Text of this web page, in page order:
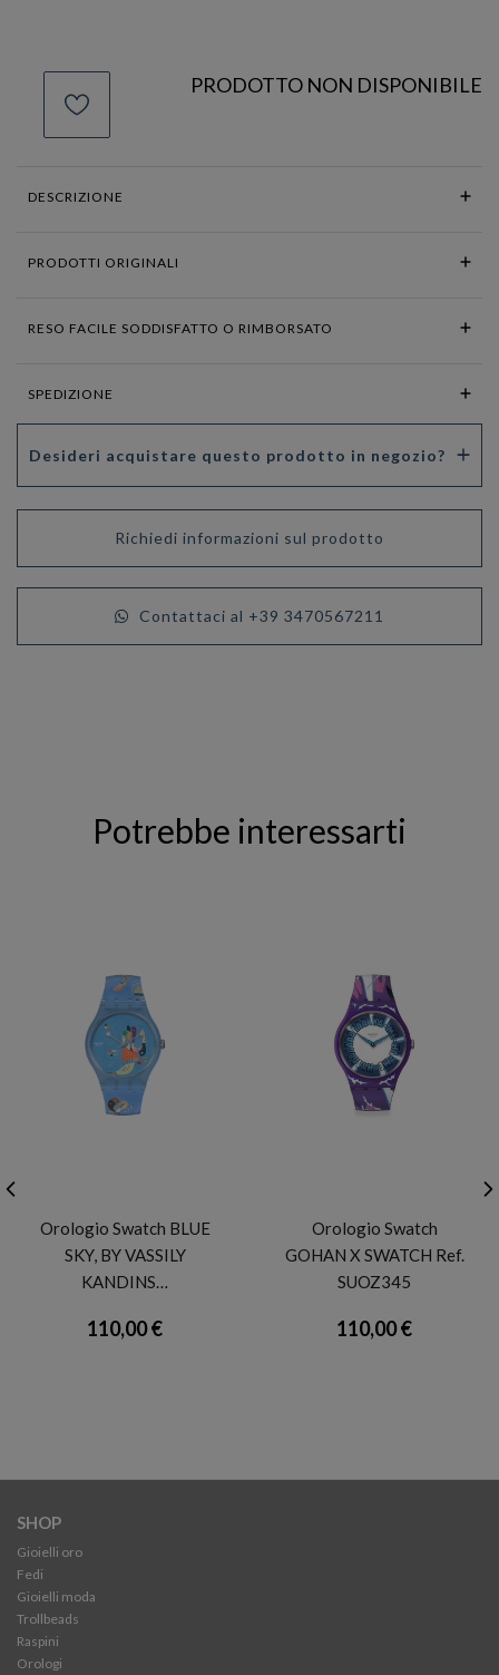
PRODOTTO NON DISPONIBILE
DESCRIZIONE
PRODOTTI ORIGINALI
RESO FACILE SODDISFATTO O RIMBORSATO
SPEDIZIONE
Desideri acquistare questo prodotto in negozio?
Richiedi informazioni sul prodotto
Contattaci al +39 3470567211
Potrebbe interessarti
Orologio Swatch BLUE
SKY, BY VASSILY
KANDINS…
110,00 €
Orologio Swatch
GOHAN X SWATCH Ref.
SUOZ345
110,00 €
SHOP
Gioielli oro
Fedi
Gioielli moda
Trollbeads
Raspini
Orologi